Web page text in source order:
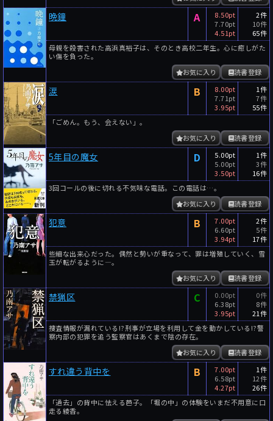
晩鐘 A
8.50pt
7.70pt
4.51pt
2件
10件
65件
母親を殺害された高浜真裕子は、そのとき高校二年生。心に癒しがた
い傷を負った。
読書登録
お気に入り
涙 B
8.00pt
7.71pt
3.95pt
1件
7件
55件
「ごめん。もう、会えない」。
読書登録
お気に入り
5年目の魔女 D
5.00pt
5.00pt
3.50pt
1件
3件
16件
3回コールの後に切れる不気味な電話。この電話は…。
読書登録
お気に入り
犯意 B
7.00pt
6.60pt
3.94pt
2件
5件
17件
些細な出来心だった。偶然と勢いが重なって、罪は増殖していく、雪
玉が転がるように―。
読書登録
お気に入り
禁猟区 C
0.00pt
6.38pt
3.95pt
0件
8件
21件
捜査情報が漏れている!?刑事が立場を利用して金を動かしている!?警
察内部の犯罪を追う監察官はあくまで陰の存在。
読書登録
お気に入り
すれ違う背中を B
7.00pt
6.58pt
4.27pt
1件
12件
26件
「過去」の背中に怯える芭子。「堀の中」の体験をいまだ不用意に口
走る綾香。